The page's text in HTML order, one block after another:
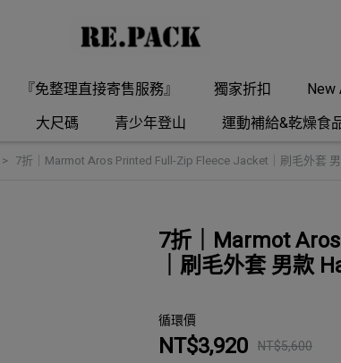
『免整理直接寄售服務』 獨家折扣 New
大尺碼 青少年登山 運動補給&乾燥食
7折｜Marmot Aros Printed Full-Zip Fleece Jacket｜刷毛外套
7折｜Marmot
｜刷毛外套 男款
循環價
NT$3,920 NT$5,600